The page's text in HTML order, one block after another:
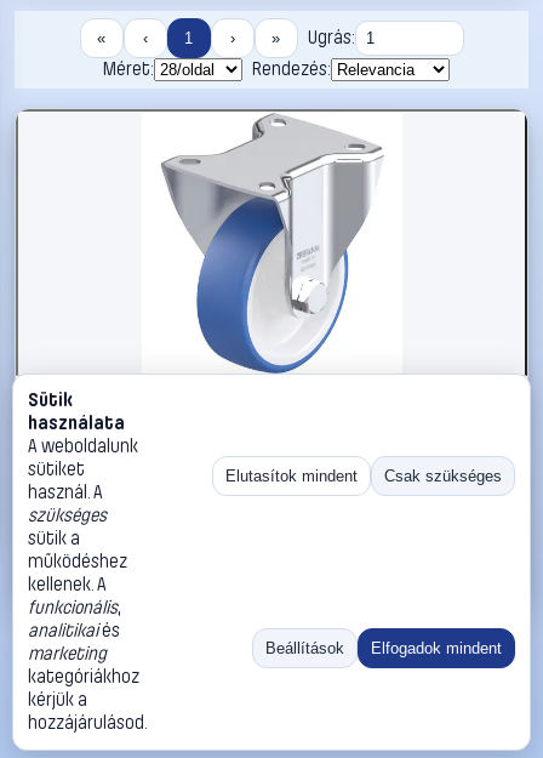
« ‹ 1 › »
Ugrás:
Méret:
Rendezés:
#3050651
Blickle 936292 BK-POTHS 100G-1 Acéllemez rögzített
görgő KerékØ: 100 mm Teherbírás (max.): 200 kg 1 db
Blickle Görgők, kerekek
21 990 Ft
Kosárba
«
Ugrás:
Méret:
Rendezés:
©2026
ThermoScope
ÁSZF
Cégbemutató
Sütik
használata
A weboldalunk
sütiket
használ. A
szükséges
sütik a
működéshez
kellenek. A
funkcionális,
analitikaiés
marketing
kategóriákhoz
kérjük a
hozzájárulásod.
Elutasítok mindent Csak szükséges
Beállítások Elfogadok mindent